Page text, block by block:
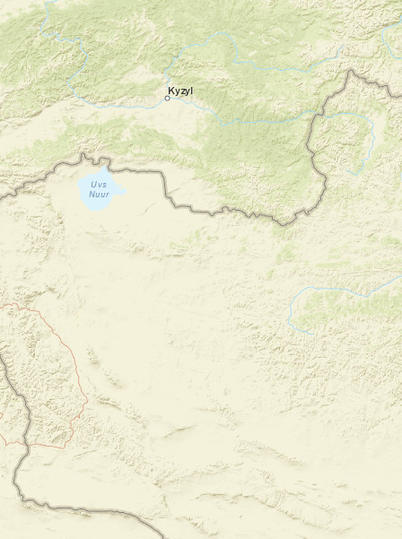
Jour 1
Accueil et installation à l’hôtel
Yangon
Accueil à l’aéroport par un guide
accompagnateur francophone. Transfert à
l’hôtel.
La journée est adaptée en fonction de
l’heure d'arrivée. Tour de ville pour
s’imprégner du charme de la plus grande
ville du Myanmar.